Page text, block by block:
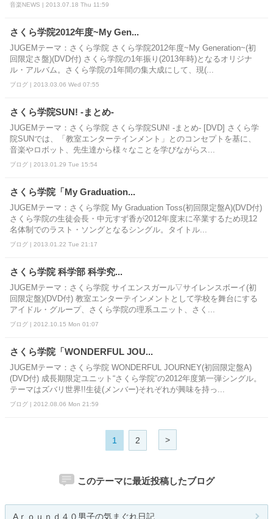
音楽NEWS | 2013.07.18 Thu 11:59
さくら学院2012年度~My Gen...
JUGEMテーマ：さくら学院 さくら学院2012年度~My Generation~(初
回限定さ盤)(DVD付) さくら学院の1年振り(2013年時)となるオリジナ
ル・アルバム。さくら学院の1年間の集大成にして、現(...
ブログ | 2013.03.06 Wed 07:55
さくら学院SUN! -まとめ-
JUGEMテーマ：さくら学院 さくら学院SUN! -まとめ- [DVD] さくら学
院SUNでは、「教室エンターテインメント」とのコンセプトを基に、
音楽やロボット、先生達から様々なことを学びながらス...
ブログ | 2013.01.29 Tue 15:54
さくら学院「My Graduation...
JUGEMテーマ：さくら学院 My Graduation Toss(初回限定盤A)(DVD付)
さくら学院の生徒会長・中元すず香が2012年度末に卒業するため現12
名体制でのラスト・ソングとなるシングル。タイトル...
ブログ | 2013.01.22 Tue 21:17
さくら学院 科学部 科学究...
JUGEMテーマ：さくら学院 サイエンスガール▽サイレンスボーイ(初
回限定盤)(DVD付) 教室エンターテインメントとして学校を舞台にする
アイドル・グループ、さくら学院の理系ユニット、さく...
ブログ | 2012.10.15 Mon 01:07
さくら学院「WONDERFUL JOU...
JUGEMテーマ：さくら学院 WONDERFUL JOURNEY(初回限定盤A)
(DVD付) 成長期限定ユニット“さくら学院”の2012年度第一弾シングル。
テーマはズバリ世界!!生徒(メンバー)それぞれが興味を持っ...
ブログ | 2012.08.06 Mon 21:59
1 2 >
このテーマに最近投稿したブログ
Aｒｏｕｎｄ４０男子の気まぐれ日記